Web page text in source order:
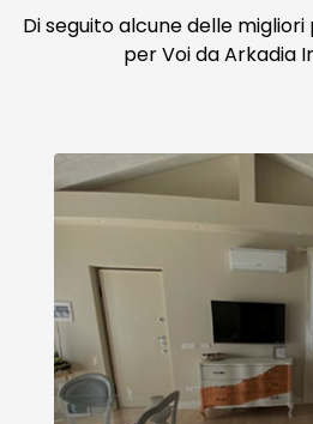
Di seguito alcune delle
per Voi da Arkadia